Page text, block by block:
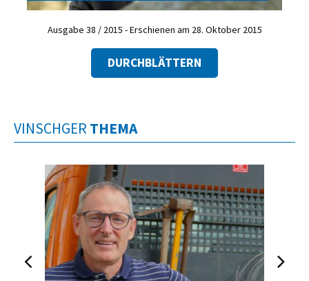
Ausgabe 38 / 2015 - Erschienen am 28. Oktober 2015
DURCHBLÄTTERN
VINSCHGER THEMA